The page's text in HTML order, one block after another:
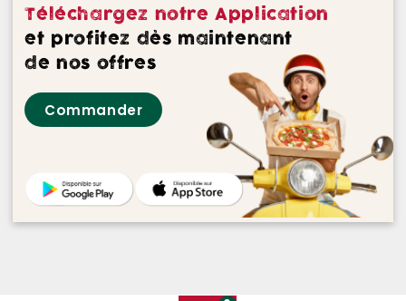
NOS VINS ROUGES
NOS VINS ROSES
NOS VINS BLANCS
Téléchargez notre Application
et profitez dès maintenant
de nos offres
Commander